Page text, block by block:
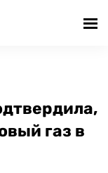
газ в